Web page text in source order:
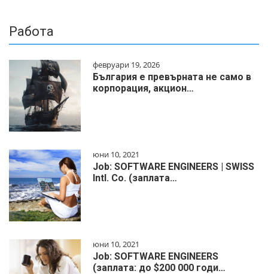
Работа
февруари 19, 2026
България е превърната не само в
корпорация, акцион…
юни 10, 2021
Job: SOFTWARE ENGINEERS | SWISS
Intl. Co. (заплата…
юни 10, 2021
Job: SOFTWARE ENGINEERS
(заплата: до $200 000 годи…